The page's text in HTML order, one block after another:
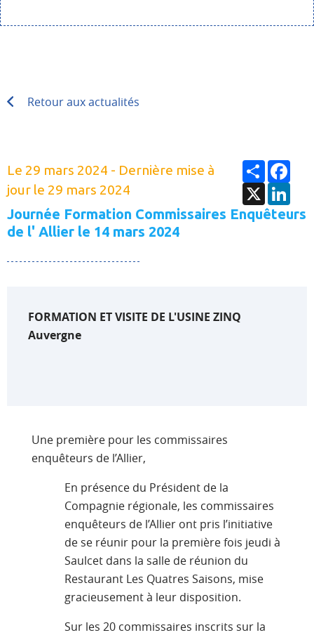
Retour aux actualités
Le 29 mars 2024 - Dernière mise à
jour le 29 mars 2024
Partager
X
Journée Formation Commissaires Enquêteurs
de l' Allier le 14 mars 2024
FORMATION ET VISITE DE L'USINE ZINQ
Auvergne
Une première pour les commissaires
enquêteurs de l’Allier,
En présence du Président de la
Compagnie régionale, les commissaires
enquêteurs de l’Allier ont pris l’initiative
de se réunir pour la première fois jeudi à
Saulcet dans la salle de réunion du
Restaurant Les Quatres Saisons, mise
gracieusement à leur disposition.
Sur les 20 commissaires inscrits sur la